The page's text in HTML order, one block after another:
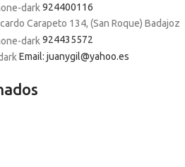
924400116
Carapeto 134, (San Roque) Badajoz
924435572
Email: juanygil@yahoo.es